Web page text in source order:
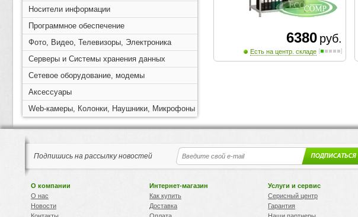
Носители информации
Программное обеспечение
Фото, Видео, Телевизоры, Электроника
Серверы и Системы хранения данных
Сетевое оборудование, модемы
Аксессуары
Web-камеры, Колонки, Наушники, Микрофоны
6380 руб.
Есть на центр. складе
Подпишись на рассылку новостей
О компании
О нас
Новости
Интернет-магазин
Как купить
Доставка
Услуги и сервис
Серисный центр
Гарантия